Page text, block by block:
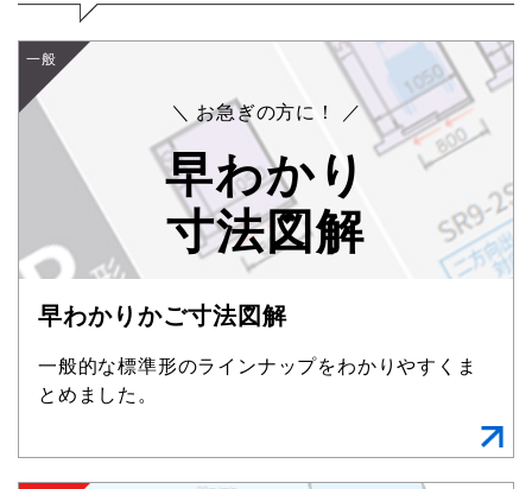
＼ お急ぎの方に！ ／
早わかり
寸法図解
一般
早わかりかご寸法図解
一般的な標準形のラインナップをわかりやすくま
とめました。